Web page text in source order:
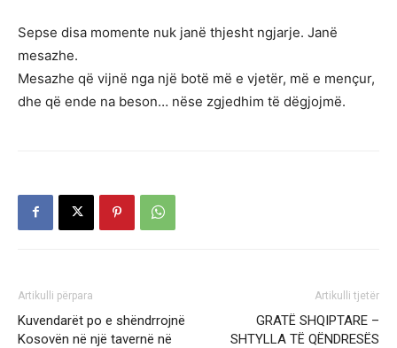
Sepse disa momente nuk janë thjesht ngjarje. Janë
mesazhe.
Mesazhe që vijnë nga një botë më e vjetër, më e mençur,
dhe që ende na beson… nëse zgjedhim të dëgjojmë.
Artikulli përpara
Kuvendarët po e shëndrrojnë
Kosovën në një tavernë në
Artikulli tjetër
GRATË SHQIPTARE –
SHTYLLA TË QËNDRESËS